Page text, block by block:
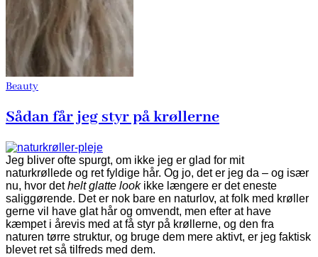
Beauty
Sådan får jeg styr på krøllerne
Jeg bliver ofte spurgt, om ikke jeg er glad for mit
naturkrøllede og ret fyldige hår. Og jo, det er jeg da – og især
nu, hvor dethelt glatte lookikke længere er det eneste
saliggørende. Det er nok bare en naturlov, at folk med krøller
gerne vil have glat hår og omvendt, men efter at have
kæmpet i årevis med at få styr på krøllerne, og den fra
naturen tørre struktur, og bruge dem mere aktivt, er jeg faktisk
blevet ret så tilfreds med dem.